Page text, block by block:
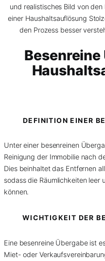
und realistisches Bild von
einer Haushaltsauflösung
den Prozess besser
Besenreine
DEFINITION EINER
Unter einer besenreinen
Reinigung der Immobilie nach
Dies beinhaltet das Entfernen
sodass die Räumlichkeiten
können.
WICHTIGKEIT DER
Eine besenreine Übergabe ist
Miet- oder